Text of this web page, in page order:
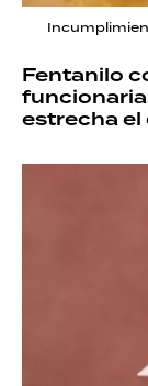
Fentanilo
estrecha el